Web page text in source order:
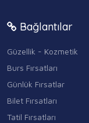
Bağlantılar
Güzellik - Kozmetik
Burs Fırsatları
Günlük Fırsatlar
Bilet Fırsatları
Tatil Fırsatları